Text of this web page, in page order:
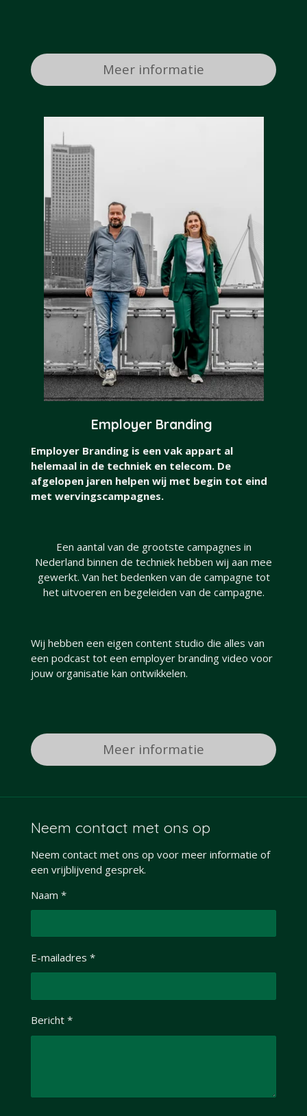
Meer informatie
Employer Branding
Employer Branding is een vak appart al
helemaal in de techniek en telecom. De
afgelopen jaren helpen wij met begin tot eind
met wervingscampagnes.
Een aantal van de grootste campagnes in
Nederland binnen de techniek hebben wij aan mee
gewerkt. Van het bedenken van de campagne tot
het uitvoeren en begeleiden van de campagne.
Wij hebben een eigen content studio die alles van
een podcast tot een employer branding video voor
jouw organisatie kan ontwikkelen.
Meer informatie
Neem contact met ons op
Neem contact met ons op voor meer informatie of
een vrijblijvend gesprek.
Naam *
E-mailadres *
Bericht *